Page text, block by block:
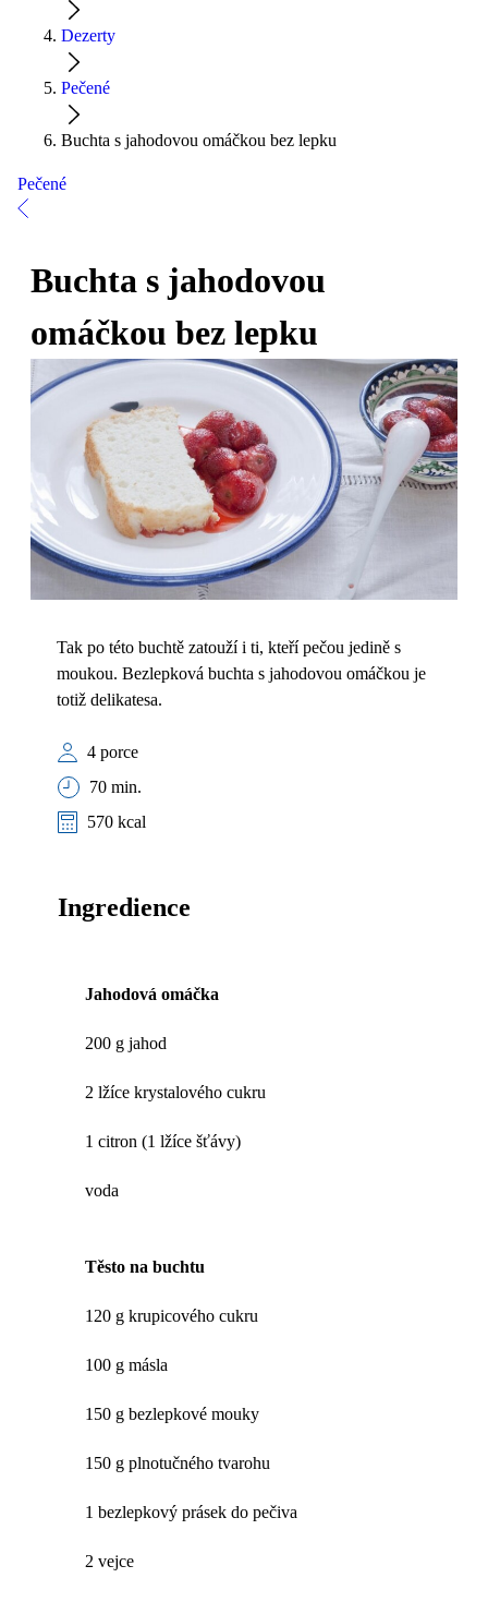
Dezerty
Pečené
Buchta s jahodovou omáčkou bez lepku
Pečené
Buchta s jahodovou
omáčkou bez lepku
Tak po této buchtě zatouží i ti, kteří pečou jedině s
moukou. Bezlepková buchta s jahodovou omáčkou je
totiž delikatesa.
4 porce
70 min.
570 kcal
Ingredience
Jahodová omáčka
200 g jahod
2 lžíce krystalového cukru
1 citron (1 lžíce šťávy)
voda
Těsto na buchtu
120 g krupicového cukru
100 g másla
150 g bezlepkové mouky
150 g plnotučného tvarohu
1 bezlepkový prásek do pečiva
2 vejce